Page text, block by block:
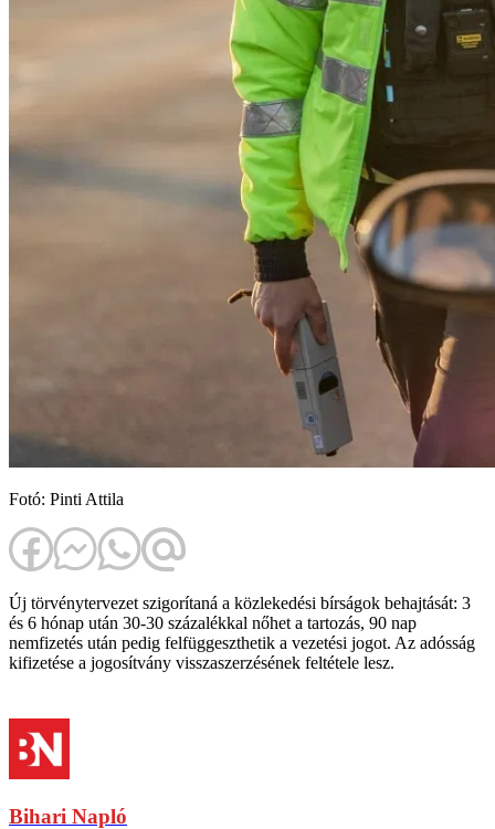
Fotó: Pinti Attila
Új törvénytervezet szigorítaná a közlekedési bírságok behajtását: 3
és 6 hónap után 30-30 százalékkal nőhet a tartozás, 90 nap
nemfizetés után pedig felfüggeszthetik a vezetési jogot. Az adósság
kifizetése a jogosítvány visszaszerzésének feltétele lesz.
Bihari Napló